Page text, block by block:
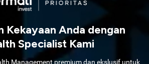
Kekayaan Anda dengan
Specialist Kami
Management premium dan ekslusif untuk